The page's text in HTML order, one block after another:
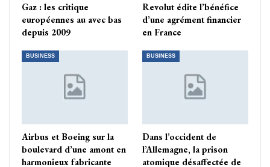
Gaz : les critique
européennes au avec bas
depuis 2009
Revolut édite l’bénéfice
d’une agrément financier
en France
BUSINESS
Airbus et Boeing sur la
boulevard d’une amont en
harmonieux fabricante
BUSINESS
Dans l’occident de
l’Allemagne, la prison
atomique désaffectée de